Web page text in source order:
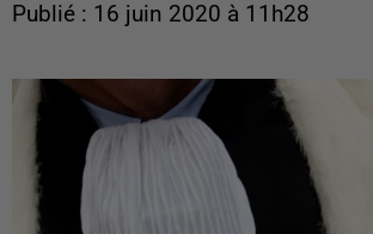
Publié : 16 juin 2020 à 11h28